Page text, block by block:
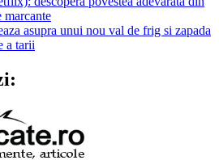
marcante
asupra unui nou val de frig si zapada
a tarii